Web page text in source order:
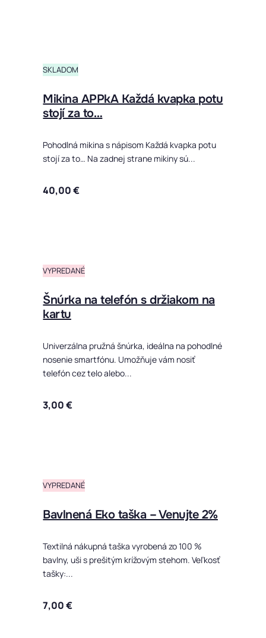
SKLADOM
Mikina APPkA Každá kvapka potu
stojí za to…
Pohodlná mikina s nápisom Každá kvapka potu
stojí za to… Na zadnej strane mikiny sú...
40,00€
VYPREDANÉ
Šnúrka na telefón s držiakom na
kartu
Univerzálna pružná šnúrka, ideálna na pohodlné
nosenie smartfónu. Umožňuje vám nosiť
telefón cez telo alebo...
3,00€
VYPREDANÉ
Bavlnená Eko taška – Venujte 2%
Textilná nákupná taška vyrobená zo 100 %
bavlny, uši s prešitým krížovým stehom. Veľkosť
tašky:...
7,00€